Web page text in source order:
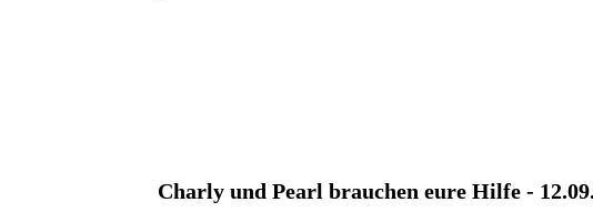
Charly und Pearl brauchen eure Hilfe -